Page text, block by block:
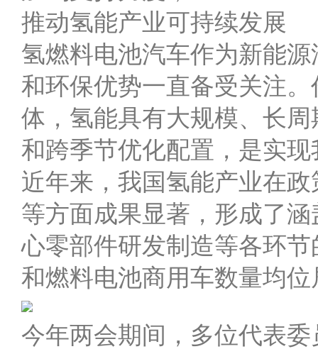
推动氢能产业可持续发展
氢燃料电池汽车作为新能
和环保优势一直备受关注
体，氢能具有大规模、长
和跨季节优化配置，是实
近年来，我国氢能产业在
等方面成果显著，形成了
心零部件研发制造等各环
和燃料电池商用车数量均
今年两会期间，多位代表